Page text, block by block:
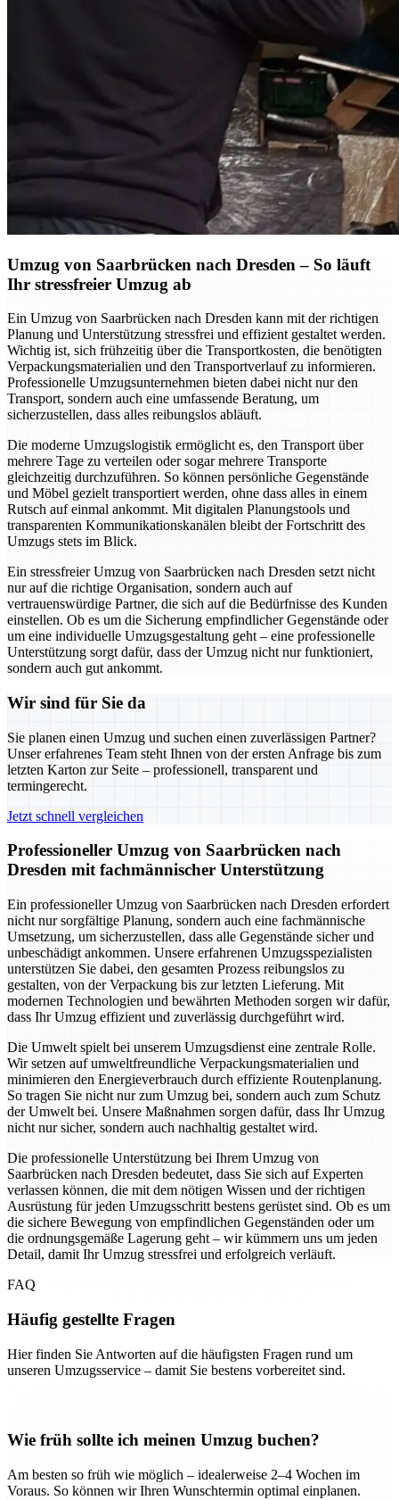
Umzug von Saarbrücken nach Dresden – So läuft
Ihr stressfreier Umzug ab
Ein Umzug von Saarbrücken nach Dresden kann mit der richtigen
Planung und Unterstützung stressfrei und effizient gestaltet werden.
Wichtig ist, sich frühzeitig über die Transportkosten, die benötigten
Verpackungsmaterialien und den Transportverlauf zu informieren.
Professionelle Umzugsunternehmen bieten dabei nicht nur den
Transport, sondern auch eine umfassende Beratung, um
sicherzustellen, dass alles reibungslos abläuft.
Die moderne Umzugslogistik ermöglicht es, den Transport über
mehrere Tage zu verteilen oder sogar mehrere Transporte
gleichzeitig durchzuführen. So können persönliche Gegenstände
und Möbel gezielt transportiert werden, ohne dass alles in einem
Rutsch auf einmal ankommt. Mit digitalen Planungstools und
transparenten Kommunikationskanälen bleibt der Fortschritt des
Umzugs stets im Blick.
Ein stressfreier Umzug von Saarbrücken nach Dresden setzt nicht
nur auf die richtige Organisation, sondern auch auf
vertrauenswürdige Partner, die sich auf die Bedürfnisse des Kunden
einstellen. Ob es um die Sicherung empfindlicher Gegenstände oder
um eine individuelle Umzugsgestaltung geht – eine professionelle
Unterstützung sorgt dafür, dass der Umzug nicht nur funktioniert,
sondern auch gut ankommt.
Wir sind für Sie da
Sie planen einen Umzug und suchen einen zuverlässigen Partner?
Unser erfahrenes Team steht Ihnen von der ersten Anfrage bis zum
letzten Karton zur Seite – professionell, transparent und
termingerecht.
Jetzt schnell vergleichen
Professioneller Umzug von Saarbrücken nach
Dresden mit fachmännischer Unterstützung
Ein professioneller Umzug von Saarbrücken nach Dresden erfordert
nicht nur sorgfältige Planung, sondern auch eine fachmännische
Umsetzung, um sicherzustellen, dass alle Gegenstände sicher und
unbeschädigt ankommen. Unsere erfahrenen Umzugsspezialisten
unterstützen Sie dabei, den gesamten Prozess reibungslos zu
gestalten, von der Verpackung bis zur letzten Lieferung. Mit
modernen Technologien und bewährten Methoden sorgen wir dafür,
dass Ihr Umzug effizient und zuverlässig durchgeführt wird.
Die Umwelt spielt bei unserem Umzugsdienst eine zentrale Rolle.
Wir setzen auf umweltfreundliche Verpackungsmaterialien und
minimieren den Energieverbrauch durch effiziente Routenplanung.
So tragen Sie nicht nur zum Umzug bei, sondern auch zum Schutz
der Umwelt bei. Unsere Maßnahmen sorgen dafür, dass Ihr Umzug
nicht nur sicher, sondern auch nachhaltig gestaltet wird.
Die professionelle Unterstützung bei Ihrem Umzug von
Saarbrücken nach Dresden bedeutet, dass Sie sich auf Experten
verlassen können, die mit dem nötigen Wissen und der richtigen
Ausrüstung für jeden Umzugsschritt bestens gerüstet sind. Ob es um
die sichere Bewegung von empfindlichen Gegenständen oder um
die ordnungsgemäße Lagerung geht – wir kümmern uns um jeden
Detail, damit Ihr Umzug stressfrei und erfolgreich verläuft.
FAQ
Häufig gestellte Fragen
Hier finden Sie Antworten auf die häufigsten Fragen rund um
unseren Umzugsservice – damit Sie bestens vorbereitet sind.
Wie früh sollte ich meinen Umzug buchen?
Am besten so früh wie möglich – idealerweise 2–4 Wochen im
Voraus. So können wir Ihren Wunschtermin optimal einplanen.